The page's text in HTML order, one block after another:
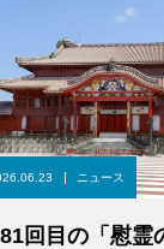
ニュース
81回目の「慰霊